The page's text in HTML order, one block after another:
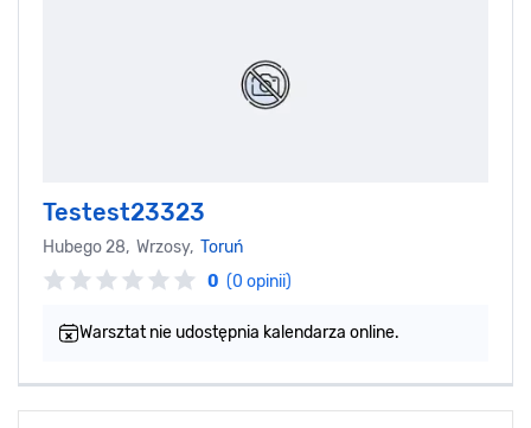
Testest23323
Hubego 28, Wrzosy, Toruń
0 (0 opinii)
Warsztat nie udostępnia kalendarza online.